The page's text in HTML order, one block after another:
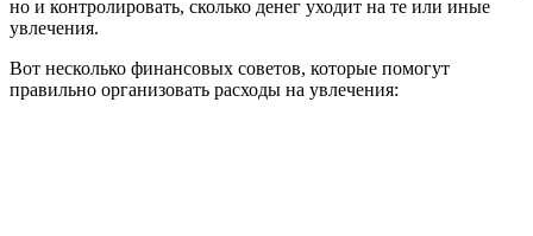
но и контролировать, сколько денег уходит на те или иные
увлечения.
Вот несколько финансовых советов, которые помогут
правильно организовать расходы на увлечения: